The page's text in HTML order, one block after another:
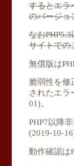
するとエラ
のバージョ
なお
サイトでの
無償版は
脆弱性を修
されたエラ
01)。
PHP7以降
(2019-10-16)
動作確認は